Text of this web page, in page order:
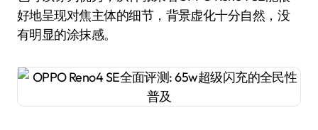
好地呈现对焦主体的细节，背景虚化十分自然，没
有明显的涂抹感。